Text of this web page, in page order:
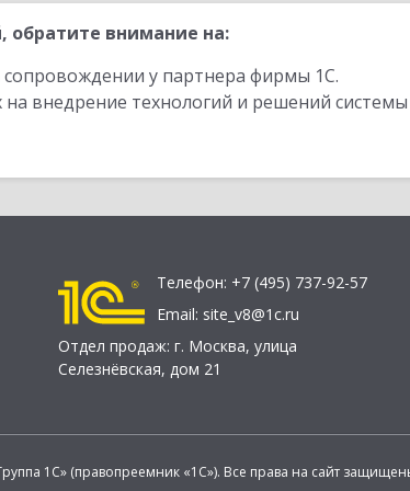
внимание на:
у партнера фирмы 1С.
внедрение технологий и решений
Телефон: +7 (495) 737-92-57
Email: site_v8@1c.ru
Отдел продаж: г. Москва, улица
Селезнёвская, дом 21
1С» (правопреемник «1С»). Все права на сайт